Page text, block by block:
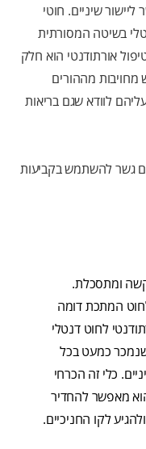
שיניים. חוטי
בשיטה המסורתית
אורתודנטי הוא חלק
מחויבות מההורים
לוודא שגם בריאות
גשר להשתמש בקביעות
ומתסכלת.
המתכת דומה
לחוט דנטלי
שנמכר כמעט בכל
כלי זה הכרחי
מאפשר להחדיר
לקו החניכיים.